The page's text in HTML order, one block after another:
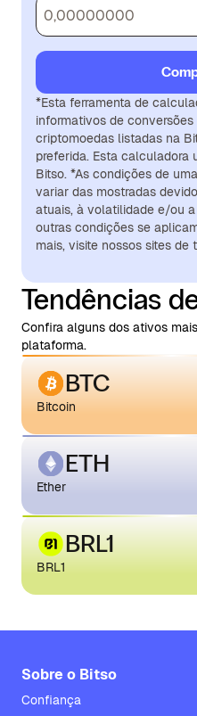
*Esta ferramenta de
informativos de
criptomoedas listadas na
preferida. Esta calculadora
Bitso. *As condições de
variar das mostradas
atuais, à volatilidade e/ou
outras condições se
mais, visite nossos sites de
Tendências
Confira alguns dos ativos
plataforma.
BTC
Bitcoin
ETH
Ether
BRL1
BRL1
Sobre o Bitso
Confiança